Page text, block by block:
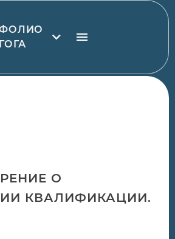
О
КВАЛИФИКАЦИИ.